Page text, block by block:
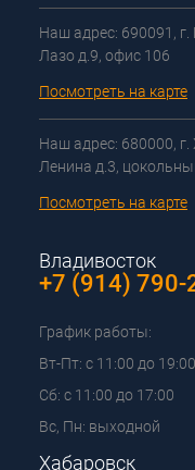
Наш адрес: 690091, г.
Лазо д.9, офис 106
Посмотреть на карте
Наш адрес: 680000, г.
Ленина д.3,
Посмотреть на карте
Владивосток
+7 (914) 790-
График работы:
Вт-Пт: с 11:00 до 19:00
Сб: с 11:00 до 17:00
Вс, Пн: выходной
Хабаровск